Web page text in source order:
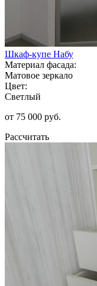
Шкаф-купе Набу
Материал фасада:
Матовое зеркало
Цвет:
Светлый
от 75 000 руб.
Рассчитать